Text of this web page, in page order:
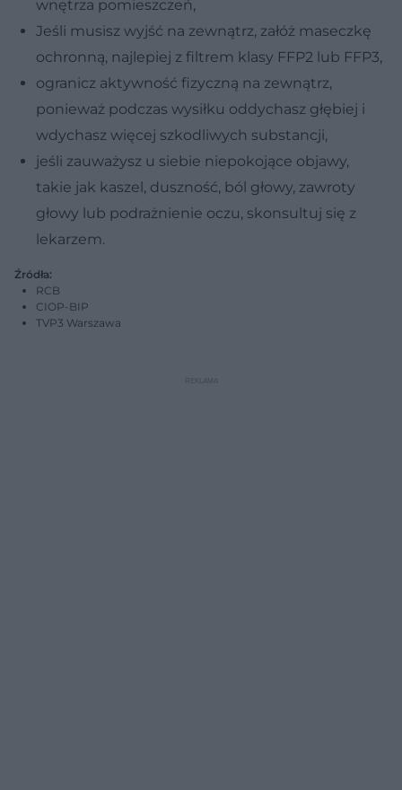
wnętrza pomieszczeń,
Jeśli musisz wyjść na zewnątrz, załóż maseczkę
ochronną, najlepiej z filtrem klasy FFP2 lub FFP3,
ogranicz aktywność fizyczną na zewnątrz,
ponieważ podczas wysiłku oddychasz głębiej i
wdychasz więcej szkodliwych substancji,
jeśli zauważysz u siebie niepokojące objawy,
takie jak kaszel, duszność, ból głowy, zawroty
głowy lub podrażnienie oczu, skonsultuj się z
lekarzem.
Źródła:
RCB
CIOP-BIP
TVP3 Warszawa